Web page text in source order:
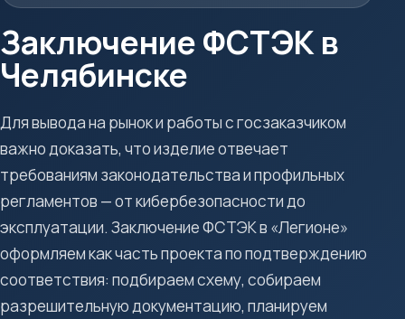
Заключение ФСТЭК в
Челябинске
Для вывода на рынок и работы с госзаказчиком
важно доказать, что изделие отвечает
требованиям законодательства и профильных
регламентов — от кибербезопасности до
эксплуатации. Заключение ФСТЭК в «Легионе»
оформляем как часть проекта по подтверждению
соответствия: подбираем схему, собираем
разрешительную документацию, планируем